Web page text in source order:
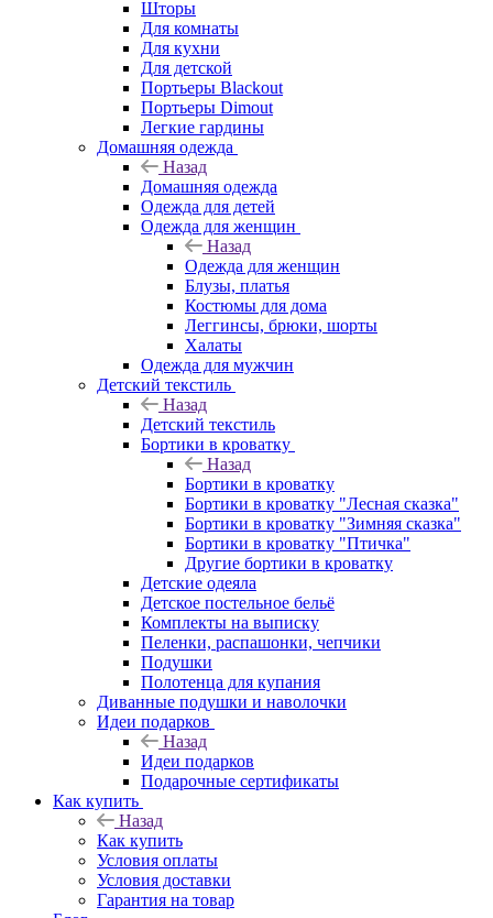
Шторы
Для комнаты
Для кухни
Для детской
Портьеры Blackout
Портьеры Dimout
Легкие гардины
Домашняя одежда
Назад
Домашняя одежда
Одежда для детей
Одежда для женщин
Назад
Одежда для женщин
Блузы, платья
Костюмы для дома
Леггинсы, брюки, шорты
Халаты
Одежда для мужчин
Детский текстиль
Назад
Детский текстиль
Бортики в кроватку
Назад
Бортики в кроватку
Бортики в кроватку "Лесная сказка"
Бортики в кроватку "Зимняя сказка"
Бортики в кроватку "Птичка"
Другие бортики в кроватку
Детские одеяла
Детское постельное бельё
Комплекты на выписку
Пеленки, распашонки, чепчики
Подушки
Полотенца для купания
Диванные подушки и наволочки
Идеи подарков
Назад
Идеи подарков
Подарочные сертификаты
Как купить
Назад
Как купить
Условия оплаты
Условия доставки
Гарантия на товар